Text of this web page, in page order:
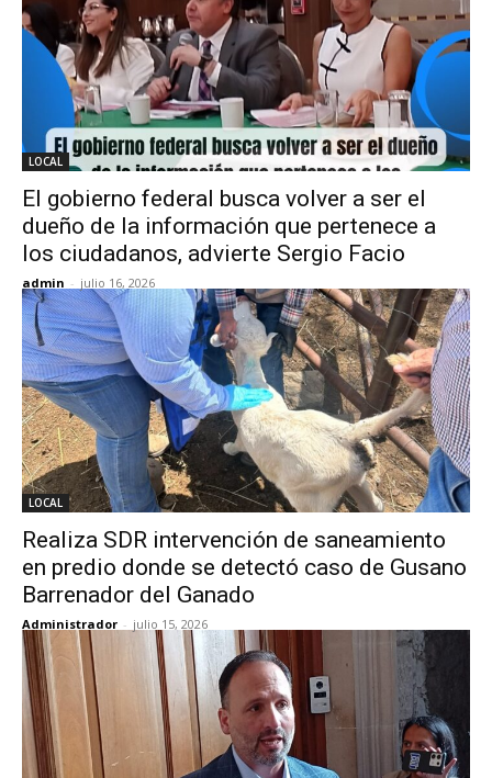
LOCAL
El gobierno federal busca volver a ser el
dueño de la información que pertenece a
los ciudadanos, advierte Sergio Facio
admin - julio 16, 2026
LOCAL
Realiza SDR intervención de saneamiento
en predio donde se detectó caso de Gusano
Barrenador del Ganado
Administrador - julio 15, 2026